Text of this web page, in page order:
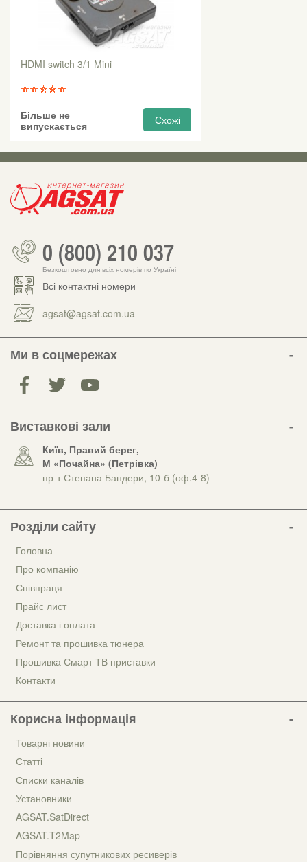
HDMI switch 3/1 Mini
Більше не
випускається
Схожі
0 (800) 210 037
Безкоштовно для всіх номерів по Україні
Всі контактні номери
agsat@agsat.com.ua
Ми в соцмережах
Виставкові зали
Київ, Правий берег,
М «Почайна» (Петрiвка)
пр-т Степана Бандери, 10-б (оф.4-8)
Розділи сайту
Головна
Про компанію
Співпраця
Прайс лист
Доставка і оплата
Ремонт та прошивка тюнера
Прошивка Смарт ТВ приставки
Контакти
Корисна інформація
Товарні новини
Статті
Списки каналів
Установники
AGSAT.SatDirect
AGSAT.T2Map
Порівняння супутникових ресиверів